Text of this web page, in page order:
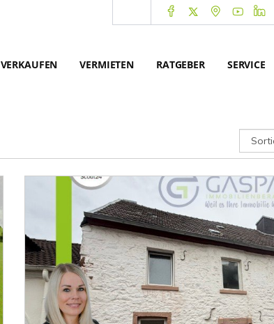
VERKAUFEN VERMIETEN RATGEBER SERVICE